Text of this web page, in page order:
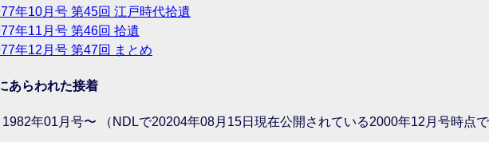
年10月号 第45回 江戸時代拾遺
年11月号 第46回 拾遺
年12月号 第47回 まとめ
あらわれた接着
1982年01月号〜 （NDLで20204年08月15日現在公開されている2000年12月号時点で